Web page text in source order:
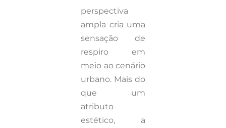
perspectiva
ampla cria uma
sensação de
respiro em
meio ao cenário
urbano. Mais do
que um
atributo
estético, a